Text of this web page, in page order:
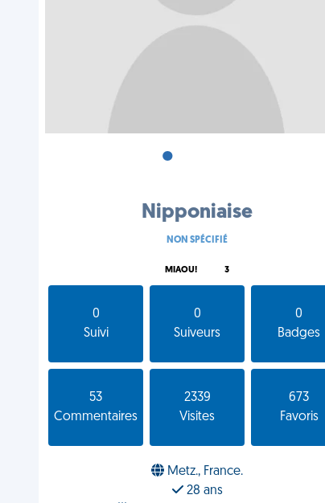
•
Nipponiaise
NON SPÉCIFIÉ
MIAOU! 3
0
Suivi
0
Suiveurs
0
Badges
53
Commentaires
2339
Visites
673
Favoris
Metz., France.
28 ans